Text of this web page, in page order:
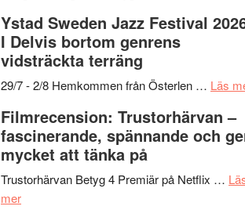
med
och
Scully
Ystad Sweden Jazz Festival
I Delvis bortom genrens
vidsträckta terräng
29/7 - 2/8 Hemkommen från Österlen … Läs
Filmrecension: Trustorhärvan –
fascinerande, spännande och
mycket att tänka på
Trustorhärvan Betyg 4 Premiär på Netflix …
merom